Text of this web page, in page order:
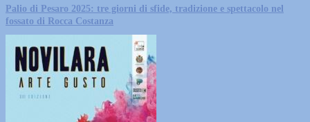
Palio di Pesaro 2025: tre giorni di sfide, tradizione e spettacolo nel
fossato di Rocca Costanza